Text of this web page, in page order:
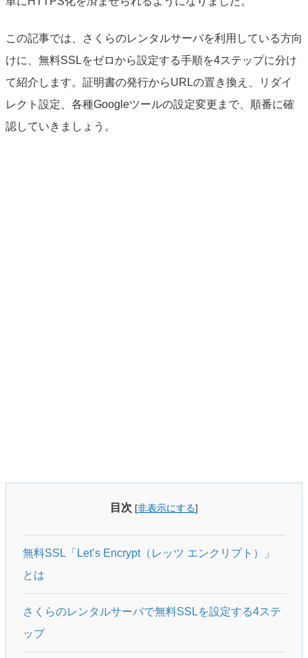
この記事では、さくらのレンタルサーバを利用している方向
けに、無料SSLをゼロから設定する手順を4ステップに分け
て紹介します。証明書の発行からURLの置き換え、リダイ
レクト設定、各種Googleツールの設定変更まで、順番に確
認していきましょう。
目次 [非表示にする]
無料SSL「Let’s Encrypt（レッツ エンクリプト）」
とは
さくらのレンタルサーバで無料SSLを設定する4ステ
ップ